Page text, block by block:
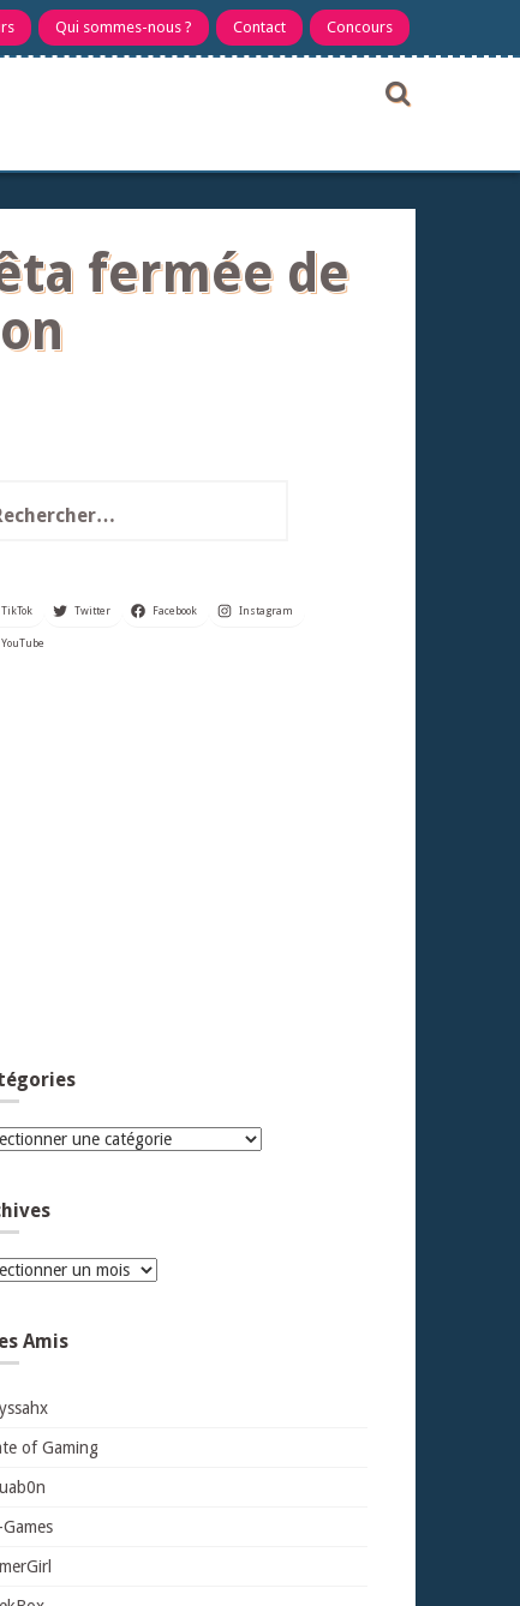
Qui sommes-nous ? Contact Concours
fermée de
TikTok Twitter Facebook Instagram
YouTube
Amis
of Gaming
Games